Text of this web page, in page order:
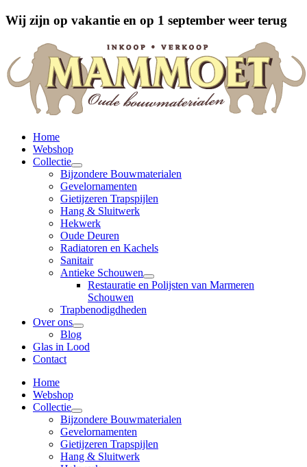
Wij zijn op vakantie en op 1 september weer terug
Home
Webshop
Collectie
Bijzondere Bouwmaterialen
Gevelornamenten
Gietijzeren Trapspijlen
Hang & Sluitwerk
Hekwerk
Oude Deuren
Radiatoren en Kachels
Sanitair
Antieke Schouwen
Restauratie en Polijsten van Marmeren
Schouwen
Trapbenodigdheden
Over ons
Blog
Glas in Lood
Contact
Home
Webshop
Collectie
Bijzondere Bouwmaterialen
Gevelornamenten
Gietijzeren Trapspijlen
Hang & Sluitwerk